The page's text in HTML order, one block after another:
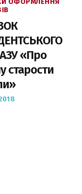
ОФОРМЛЕННЯ
«Про
старости